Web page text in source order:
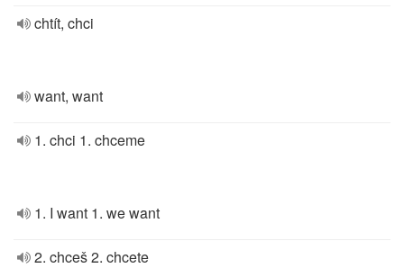
chtít, chci
want, want
1. chci 1. chceme
1. I want 1. we want
2. chceš 2. chcete